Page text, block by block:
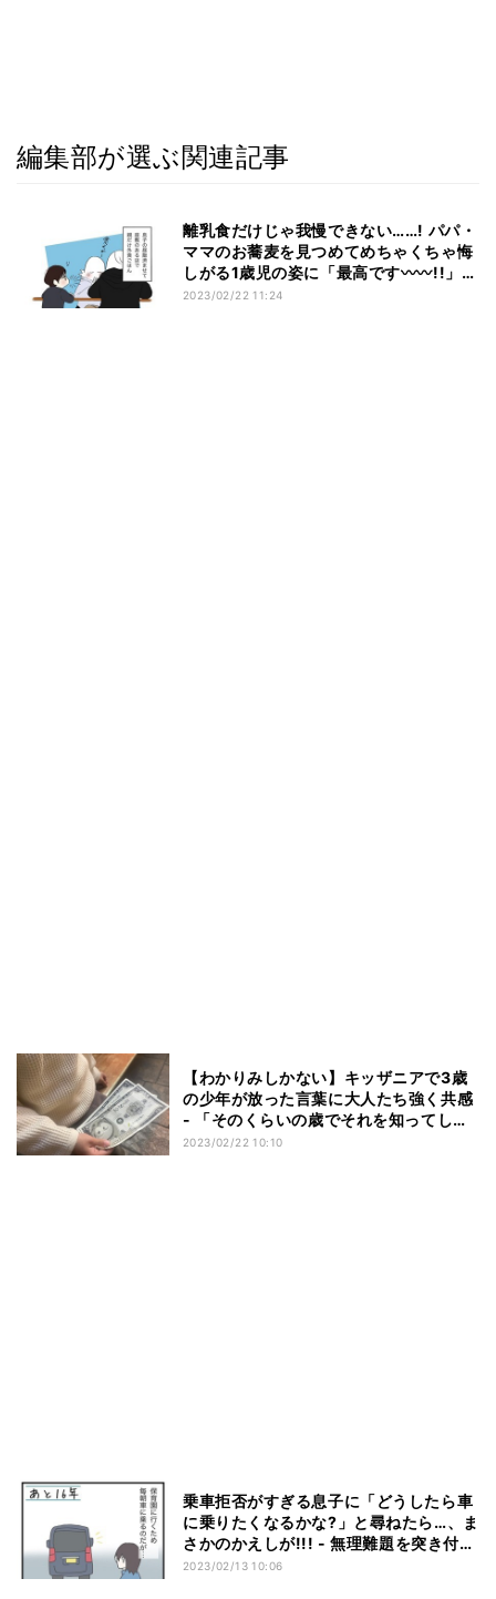
編集部が選ぶ関連記事
離乳食だけじゃ我慢できない……! パパ・
ママのお蕎麦を見つめてめちゃくちゃ悔
しがる1歳児の姿に「最高です〰︎〰︎!!」
「全部がかわいい」と胸キュンっ!!!
2023/02/22 11:24
【わかりみしかない】キッザニアで3歳
の少年が放った言葉に大人たち強く共感
- 「そのくらいの歳でそれを知ってしま
ったか」「大人はそうして生きているん
2023/02/22 10:10
乗車拒否がすぎる息子に「どうしたら車
に乗りたくなるかな?」と尋ねたら…、ま
さかのかえしが!!! - 無理難題を突き付け
る2歳児に母もお手上げ状態
2023/02/13 10:06